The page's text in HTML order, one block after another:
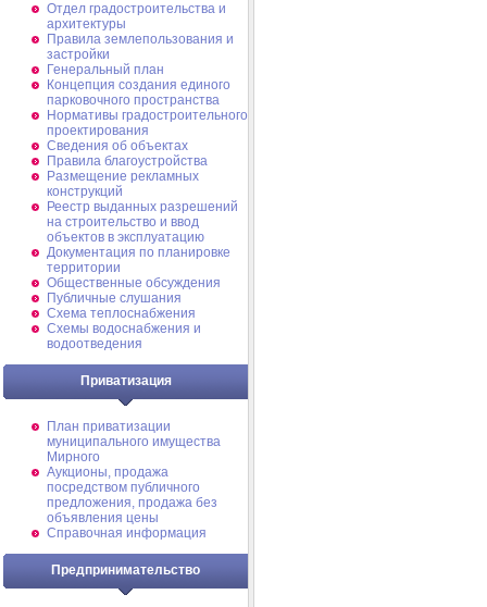
Отдел градостроительства и
архитектуры
Правила землепользования и
застройки
Генеральный план
Концепция создания единого
парковочного пространства
Нормативы градостроительного
проектирования
Сведения об объектах
Правила благоустройства
Размещение рекламных
конструкций
Реестр выданных разрешений
на строительство и ввод
объектов в эксплуатацию
Документация по планировке
территории
Общественные обсуждения
Публичные слушания
Схема теплоснабжения
Схемы водоснабжения и
водоотведения
Приватизация
План приватизации
муниципального имущества
Мирного
Аукционы, продажа
посредством публичного
предложения, продажа без
объявления цены
Справочная информация
Предпринимательство